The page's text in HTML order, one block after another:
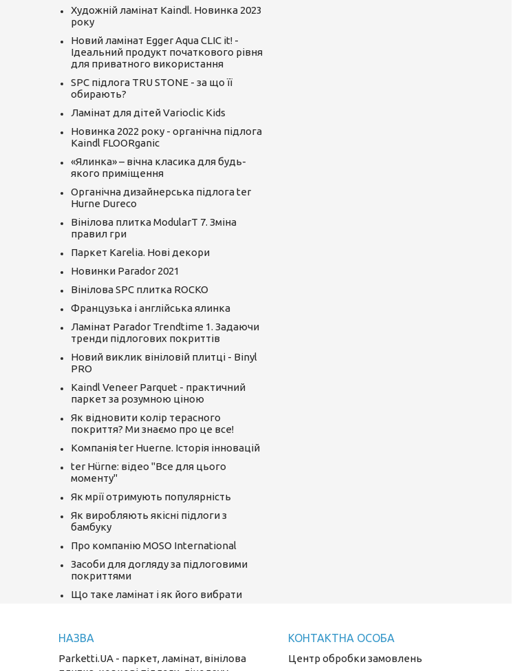
Художній ламінат Kaindl. Новинка 2023
року
Новий ламінат Egger Aqua CLIC it! -
Ідеальний продукт початкового рівня
для приватного використання
SPC підлога TRU STONE - за що її
обирають?
Ламінат для дітей Varioclic Kids
Новинка 2022 року - органічна підлога
Kaindl FLOORganic
«Ялинка» – вічна класика для будь-
якого приміщення
Органічна дизайнерська підлога ter
Hurne Dureco
Вінілова плитка ModularT 7. Зміна
правил гри
Паркет Karelia. Нові декори
Новинки Parador 2021
Вінілова SPC плитка ROCKO
Французька і англійська ялинка
Ламінат Parador Trendtime 1. Задаючи
тренди підлогових покриттів
Новий виклик вініловій плитці - Binyl
PRO
Kaindl Veneer Parquet - практичний
паркет за розумною ціною
Як відновити колір терасного
покриття? Ми знаємо про це все!
Компанія ter Huerne. Історія інновацій
ter Hürne: відео "Все для цього
моменту"
Як мрії отримують популярність
Як виробляють якісні підлоги з
бамбуку
Про компанію MOSO International
Засоби для догляду за підлоговими
покриттями
Що таке ламінат і як його вибрати
Parketti.UA - паркет, ламінат, вінілова
Центр обробки замовлень